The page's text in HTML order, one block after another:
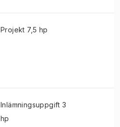
Projekt 7,5 hp
Inlämningsuppgift 3
hp